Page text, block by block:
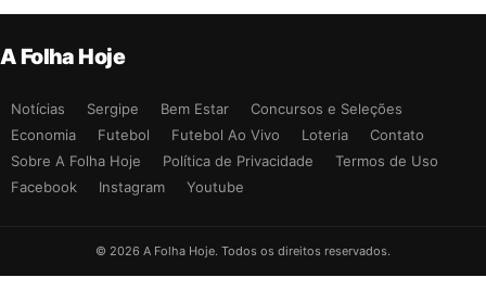
A Folha Hoje
Notícias Sergipe Bem Estar
Concursos e Seleções
Economia
Futebol Futebol Ao Vivo Loteria
Contato
Sobre A Folha Hoje
Política de Privacidade
Termos de Uso
Facebook
Instagram Youtube
© 2026 A Folha Hoje. Todos os direitos reservados.